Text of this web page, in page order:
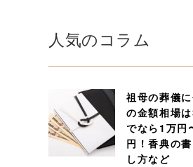
人気のコラム
祖母の葬儀
の金額相場
でなら1万円
円！香典の
し方など